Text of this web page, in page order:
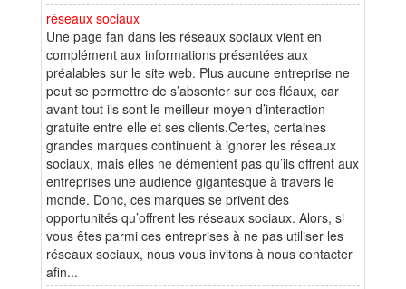
réseaux sociaux
Une page fan dans les réseaux sociaux vient en
complément aux informations présentées aux
préalables sur le site web. Plus aucune entreprise ne
peut se permettre de s’absenter sur ces fléaux, car
avant tout ils sont le meilleur moyen d’interaction
gratuite entre elle et ses clients.Certes, certaines
grandes marques continuent à ignorer les réseaux
sociaux, mais elles ne démentent pas qu’ils offrent aux
entreprises une audience gigantesque à travers le
monde. Donc, ces marques se privent des
opportunités qu’offrent les réseaux sociaux. Alors, si
vous êtes parmi ces entreprises à ne pas utiliser les
réseaux sociaux, nous vous invitons à nous contacter
afin...